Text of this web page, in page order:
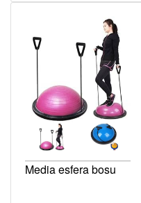
Media esfera bosu